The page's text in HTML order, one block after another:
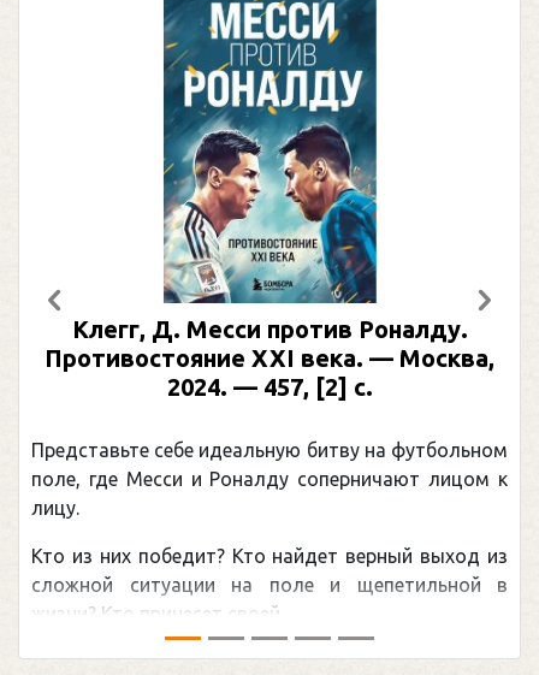
Клегг, Д. Месси против Роналду.
Противостояние XXI века. — Москва,
2024. — 457, [2] с.
Представьте себе идеальную битву на футбольном
поле, где Месси и Роналду соперничают лицом к
лицу.
Кто из них победит? Кто найдет верный выход из
сложной ситуации на поле и щепетильной в
жизни? Кто принесет своей ...
Предыдущий